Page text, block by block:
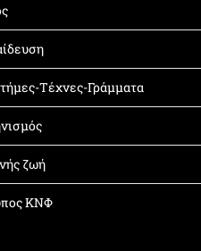
Τέχνες-Γράμματα
ζωή
ΚΝΦ